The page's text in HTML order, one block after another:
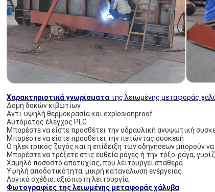
Χαρακτηριστικά γνωρίσματα της λειωμένης μεταφοράς
Δομή δοκών κιβωτίων
Αντι-υψηλή θερμοκρασία και explosionproof
Αυτόματος έλεγχος PLC
Μπορέστε να είστε προσθέτει την υδραυλική ανυψωτική
Μπορέστε να είστε προσθέτει την πετώντας συσκευή
Ο ηλεκτρικός ζυγός και η επίδειξη των οδηγήσεων μπορούν
Μπορέστε να τρέξετε στις ευθεία ράγες ή την τόξο-ράγα,
Χαμηλό ποσοστό αποτυχίας, που λειτουργεί σταθερά
Υψηλή αποδοτικότητα, μικρή κατανάλωση ενέργειας
Λογικό σχέδιο, αξιόπιστη λειτουργία
Φωτογραφίες της λειωμένης μεταφοράς χάλυβα